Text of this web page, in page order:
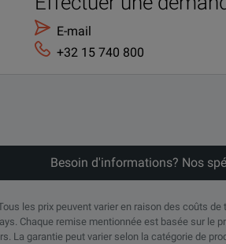
E-mail
+32 15 740 800
Besoin d'informations? Nos
les prix peuvent varier en raison des coûts
Chaque remise mentionnée est basée sur le
La garantie peut varier selon la catégorie de